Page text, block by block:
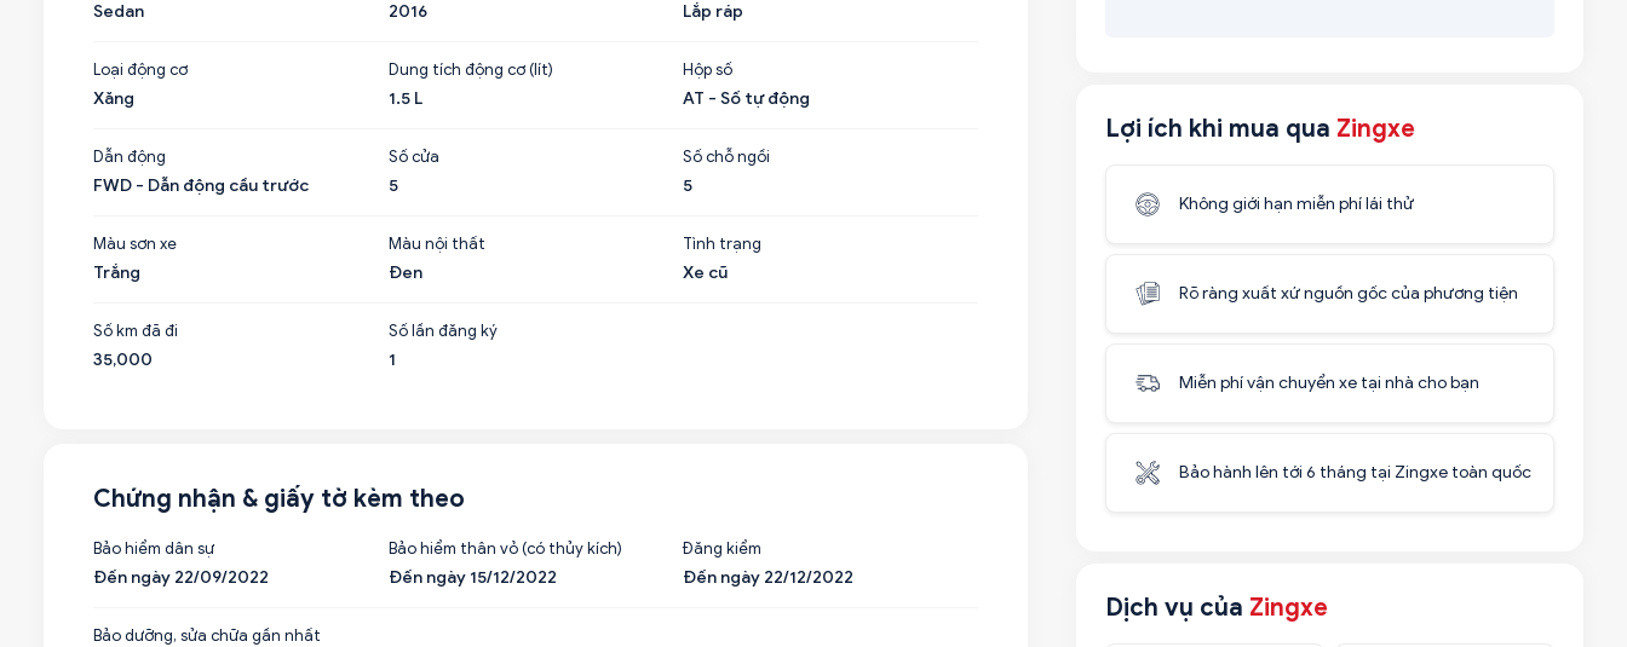
Lợi ích khi mua qua Zingxe
Không giới hạn miễn phí lái thử
Rõ ràng xuất xứ nguồn gốc của phương tiện
Miễn phí vận chuyển xe tại nhà cho bạn
Bảo hành lên tới 6 tháng tại Zingxe toàn quốc
Dịch vụ của Zingxe
Sedan
2016
Lắp ráp
Loại động cơ
Xăng
Dung tích động cơ (lít)
1.5 L
Hộp số
AT - Số tự động
Dẫn động
FWD - Dẫn động cầu trước
Số cửa
5
Số chỗ ngồi
5
Màu sơn xe
Trắng
Màu nội thất
Đen
Tình trạng
Xe cũ
Số km đã đi
35,000
Số lần đăng ký
1
Chứng nhận & giấy tờ kèm theo
Bảo hiểm dân sự
Đến ngày 22/09/2022
Bảo hiểm thân vỏ (có thủy kích)
Đến ngày 15/12/2022
Đăng kiểm
Đến ngày 22/12/2022
Bảo dưỡng, sửa chữa gần nhất